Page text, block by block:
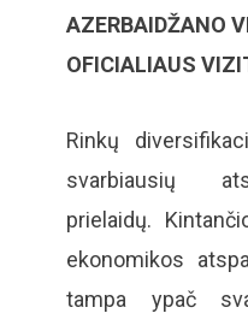
FIATA
FIATA
AZERBAIDŽANO
OFICIALIAUS
Rinkų
svarbiausių
prielaidų.
ekonomikos
tampa ypač